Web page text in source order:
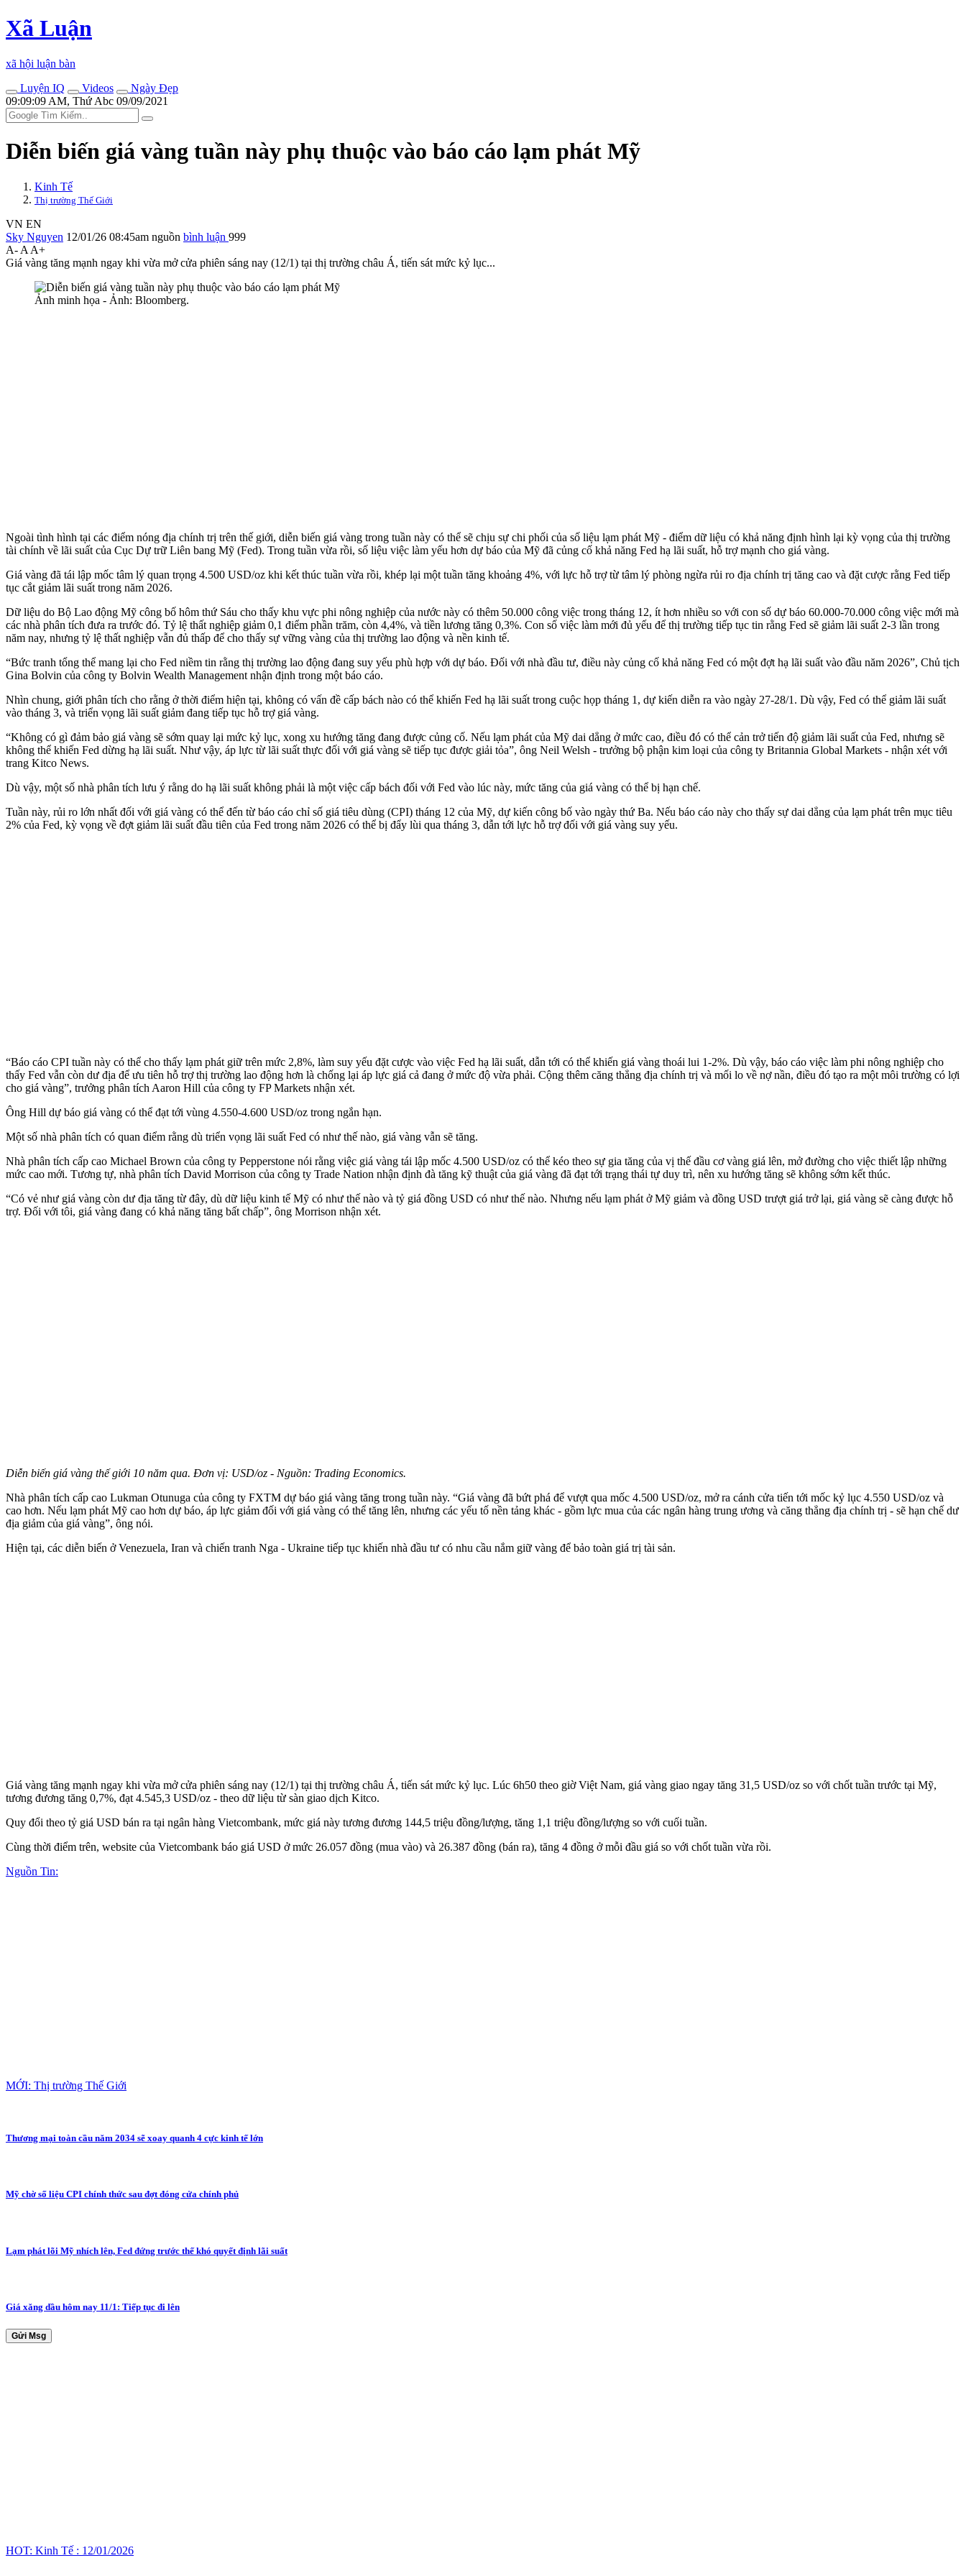
Xã Luận
xã hội luận bàn
Luyện IQ
Videos
Ngày Đẹp
09:09:09 AM, Thứ Abc 09/09/2021
Diễn biến giá vàng tuần này phụ thuộc vào báo cáo lạm phát Mỹ
Kinh Tế
Thị trường Thế Giới
VN EN
Sky Nguyen 12/01/26 08:45am nguồn bình luận 999
A- A A+
Giá vàng tăng mạnh ngay khi vừa mở cửa phiên sáng nay (12/1) tại thị trường châu Á, tiến sát mức kỷ lục...
Ảnh minh họa - Ảnh: Bloomberg.
Ngoài tình hình tại các điểm nóng địa chính trị trên thế giới, diễn biến giá vàng trong tuần này có thể sẽ chịu sự chi phối của số liệu lạm phát Mỹ - điểm dữ liệu có khả năng định hình lại kỳ vọng của thị trường
tài chính về lãi suất của Cục Dự trữ Liên bang Mỹ (Fed). Trong tuần vừa rồi, số liệu việc làm yếu hơn dự báo của Mỹ đã củng cố khả năng Fed hạ lãi suất, hỗ trợ mạnh cho giá vàng.
Giá vàng đã tái lập mốc tâm lý quan trọng 4.500 USD/oz khi kết thúc tuần vừa rồi, khép lại một tuần tăng khoảng 4%, với lực hỗ trợ từ tâm lý phòng ngừa rủi ro địa chính trị tăng cao và đặt cược rằng Fed tiếp
tục cắt giảm lãi suất trong năm 2026.
Dữ liệu do Bộ Lao động Mỹ công bố hôm thứ Sáu cho thấy khu vực phi nông nghiệp của nước này có thêm 50.000 công việc trong tháng 12, ít hơn nhiều so với con số dự báo 60.000-70.000 công việc mới mà
các nhà phân tích đưa ra trước đó. Tỷ lệ thất nghiệp giảm 0,1 điểm phần trăm, còn 4,4%, và tiền lương tăng 0,3%. Con số việc làm mới đủ yếu để thị trường tiếp tục tin rằng Fed sẽ giảm lãi suất 2-3 lần trong
năm nay, nhưng tỷ lệ thất nghiệp vẫn đủ thấp để cho thấy sự vững vàng của thị trường lao động và nền kinh tế.
“Bức tranh tổng thể mang lại cho Fed niềm tin rằng thị trường lao động đang suy yếu phù hợp với dự báo. Đối với nhà đầu tư, điều này củng cố khả năng Fed có một đợt hạ lãi suất vào đầu năm 2026”, Chủ tịch
Gina Bolvin của công ty Bolvin Wealth Management nhận định trong một báo cáo.
Nhìn chung, giới phân tích cho rằng ở thời điểm hiện tại, không có vấn đề cấp bách nào có thể khiến Fed hạ lãi suất trong cuộc họp tháng 1, dự kiến diễn ra vào ngày 27-28/1. Dù vậy, Fed có thể giảm lãi suất
vào tháng 3, và triển vọng lãi suất giảm đang tiếp tục hỗ trợ giá vàng.
“Không có gì đảm bảo giá vàng sẽ sớm quay lại mức kỷ lục, xong xu hướng tăng đang được củng cố. Nếu lạm phát của Mỹ dai dẳng ở mức cao, điều đó có thể cản trở tiến độ giảm lãi suất của Fed, nhưng sẽ
không thể khiến Fed dừng hạ lãi suất. Như vậy, áp lực từ lãi suất thực đối với giá vàng sẽ tiếp tục được giải tỏa”, ông Neil Welsh - trưởng bộ phận kim loại của công ty Britannia Global Markets - nhận xét với
trang Kitco News.
Dù vậy, một số nhà phân tích lưu ý rằng do hạ lãi suất không phải là một việc cấp bách đối với Fed vào lúc này, mức tăng của giá vàng có thể bị hạn chế.
Tuần này, rủi ro lớn nhất đối với giá vàng có thể đến từ báo cáo chỉ số giá tiêu dùng (CPI) tháng 12 của Mỹ, dự kiến công bố vào ngày thứ Ba. Nếu báo cáo này cho thấy sự dai dẳng của lạm phát trên mục tiêu
2% của Fed, kỳ vọng về đợt giảm lãi suất đầu tiên của Fed trong năm 2026 có thể bị đẩy lùi qua tháng 3, dẫn tới lực hỗ trợ đối với giá vàng suy yếu.
“Báo cáo CPI tuần này có thể cho thấy lạm phát giữ trên mức 2,8%, làm suy yếu đặt cược vào việc Fed hạ lãi suất, dẫn tới có thể khiến giá vàng thoái lui 1-2%. Dù vậy, báo cáo việc làm phi nông nghiệp cho
thấy Fed vẫn còn dư địa để ưu tiên hỗ trợ thị trường lao động hơn là chống lại áp lực giá cả đang ở mức độ vừa phải. Cộng thêm căng thẳng địa chính trị và mối lo về nợ nần, điều đó tạo ra một môi trường có lợi
cho giá vàng”, trưởng phân tích Aaron Hill của công ty FP Markets nhận xét.
Ông Hill dự báo giá vàng có thể đạt tới vùng 4.550-4.600 USD/oz trong ngắn hạn.
Một số nhà phân tích có quan điểm rằng dù triển vọng lãi suất Fed có như thế nào, giá vàng vẫn sẽ tăng.
Nhà phân tích cấp cao Michael Brown của công ty Pepperstone nói rằng việc giá vàng tái lập mốc 4.500 USD/oz có thể kéo theo sự gia tăng của vị thế đầu cơ vàng giá lên, mở đường cho việc thiết lập những
mức cao mới. Tương tự, nhà phân tích David Morrison của công ty Trade Nation nhận định đà tăng kỹ thuật của giá vàng đã đạt tới trạng thái tự duy trì, nên xu hướng tăng sẽ không sớm kết thúc.
“Có vẻ như giá vàng còn dư địa tăng từ đây, dù dữ liệu kinh tế Mỹ có như thế nào và tỷ giá đồng USD có như thế nào. Nhưng nếu lạm phát ở Mỹ giảm và đồng USD trượt giá trở lại, giá vàng sẽ càng được hỗ
trợ. Đối với tôi, giá vàng đang có khả năng tăng bất chấp”, ông Morrison nhận xét.
Diễn biến giá vàng thế giới 10 năm qua. Đơn vị: USD/oz - Nguồn: Trading Economics.
Nhà phân tích cấp cao Lukman Otunuga của công ty FXTM dự báo giá vàng tăng trong tuần này. “Giá vàng đã bứt phá để vượt qua mốc 4.500 USD/oz, mở ra cánh cửa tiến tới mốc kỷ lục 4.550 USD/oz và
cao hơn. Nếu lạm phát Mỹ cao hơn dự báo, áp lực giảm đối với giá vàng có thể tăng lên, nhưng các yếu tố nền tảng khác - gồm lực mua của các ngân hàng trung ương và căng thẳng địa chính trị - sẽ hạn chế dư
địa giảm của giá vàng”, ông nói.
Hiện tại, các diễn biến ở Venezuela, Iran và chiến tranh Nga - Ukraine tiếp tục khiến nhà đầu tư có nhu cầu nắm giữ vàng để bảo toàn giá trị tài sản.
Giá vàng tăng mạnh ngay khi vừa mở cửa phiên sáng nay (12/1) tại thị trường châu Á, tiến sát mức kỷ lục. Lúc 6h50 theo giờ Việt Nam, giá vàng giao ngay tăng 31,5 USD/oz so với chốt tuần trước tại Mỹ,
tương đương tăng 0,7%, đạt 4.545,3 USD/oz - theo dữ liệu từ sàn giao dịch Kitco.
Quy đổi theo tỷ giá USD bán ra tại ngân hàng Vietcombank, mức giá này tương đương 144,5 triệu đồng/lượng, tăng 1,1 triệu đồng/lượng so với cuối tuần.
Cùng thời điểm trên, website của Vietcombank báo giá USD ở mức 26.057 đồng (mua vào) và 26.387 đồng (bán ra), tăng 4 đồng ở mỗi đầu giá so với chốt tuần vừa rồi.
Nguồn Tin:
MỚI: Thị trường Thế Giới
Thương mại toàn cầu năm 2034 sẽ xoay quanh 4 cực kinh tế lớn
Mỹ chờ số liệu CPI chính thức sau đợt đóng cửa chính phủ
Lạm phát lõi Mỹ nhích lên, Fed đứng trước thế khó quyết định lãi suất
Giá xăng dầu hôm nay 11/1: Tiếp tục đi lên
Gửi Msg
HOT: Kinh Tế : 12/01/2026